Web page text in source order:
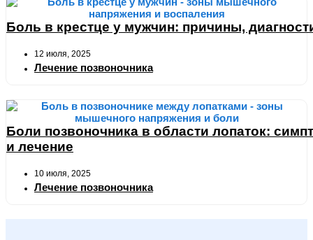
Боль в крестце у мужчин: причины,
12 июля, 2025
Лечение позвоночника
Боли позвоночника в области лопаток:
и лечение
10 июля, 2025
Лечение позвоночника